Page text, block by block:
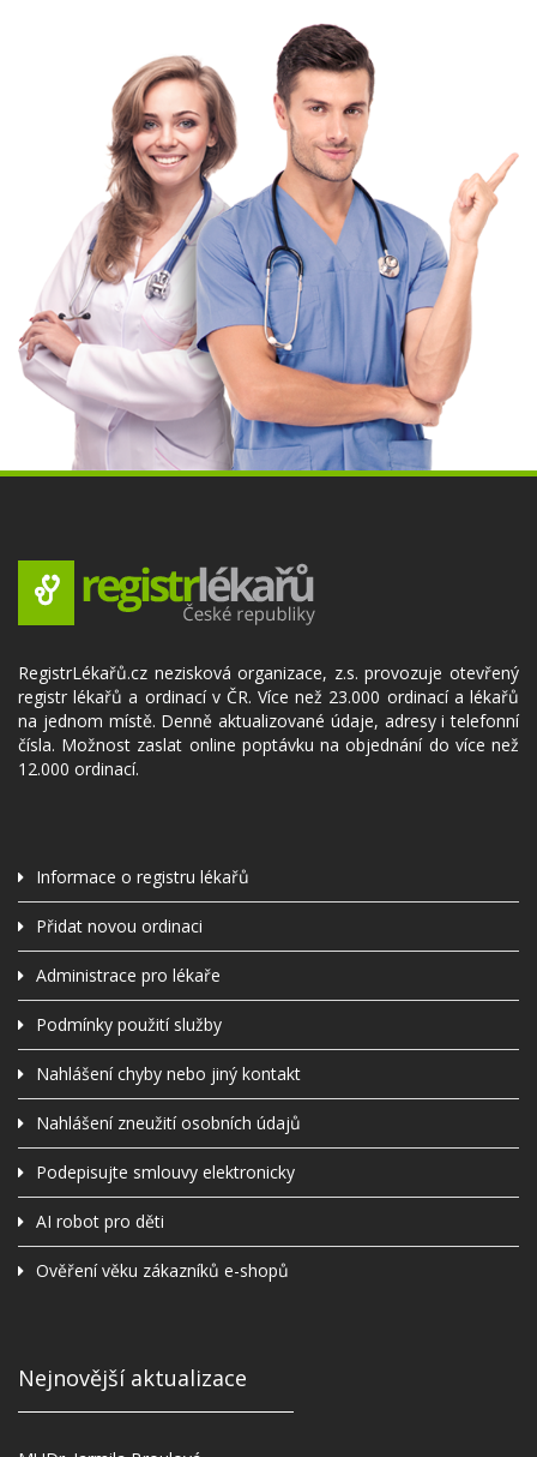
RegistrLékařů.cz nezisková organizace, z.s. provozuje otevřený
registr lékařů a ordinací v ČR. Více než 23.000 ordinací a lékařů
na jednom místě. Denně aktualizované údaje, adresy i telefonní
čísla. Možnost zaslat online poptávku na objednání do více než
12.000 ordinací.
Informace o registru lékařů
Přidat novou ordinaci
Administrace pro lékaře
Podmínky použití služby
Nahlášení chyby nebo jiný kontakt
Nahlášení zneužití osobních údajů
Podepisujte smlouvy elektronicky
AI robot pro děti
Ověření věku zákazníků e-shopů
Nejnovější aktualizace